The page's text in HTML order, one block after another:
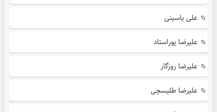
علی یاسینی
علیرضا پوراستاد
علیرضا روزگار
علیرضا طلیسچی